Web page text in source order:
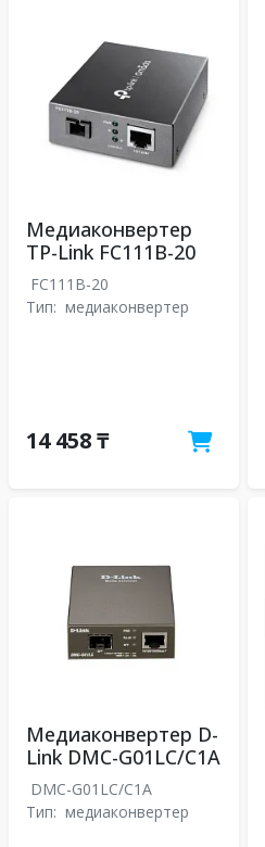
Медиаконвертер
TP-Link FC111B-20
FC111B-20
Тип: медиаконвертер
14 458 ₸
Медиаконвертер D-
Link DMC-G01LC/C1A
DMC-G01LC/C1A
Тип: медиаконвертер